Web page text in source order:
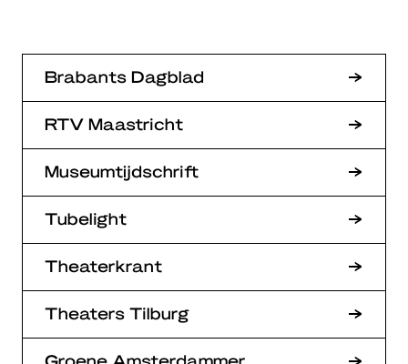
Brabants Dagblad
RTV Maastricht
Museumtijdschrift
Tubelight
Theaterkrant
Theaters Tilburg